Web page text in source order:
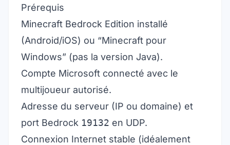
Prérequis
Minecraft Bedrock Edition installé
(Android/iOS) ou “Minecraft pour
Windows” (pas la version Java).
Compte Microsoft connecté avec le
multijoueur autorisé.
Adresse du serveur (IP ou domaine) et
port Bedrock 19132 en UDP.
Connexion Internet stable (idéalement